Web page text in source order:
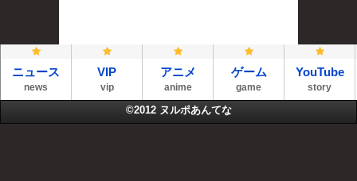
ニュース
news
VIP
vip
アニメ
anime
ゲーム
game
YouTube
story
©2012 ヌルポあんてな